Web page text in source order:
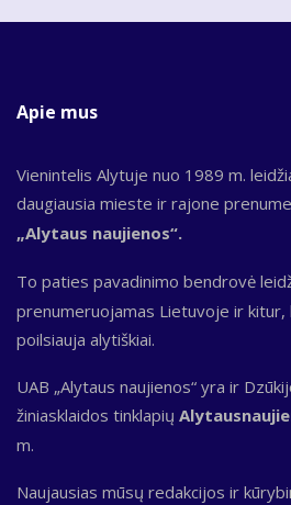
Apie mus
Vienintelis Alytuje nuo 1989 m.
daugiausia mieste ir rajone
„Alytaus naujienos“.
To paties pavadinimo bendrovė
prenumeruojamas Lietuvoje ir kitur,
poilsiauja alytiškiai.
UAB „Alytaus naujienos“ yra ir
žiniasklaidos tinklapių
m.
Naujausias mūsų redakcijos ir